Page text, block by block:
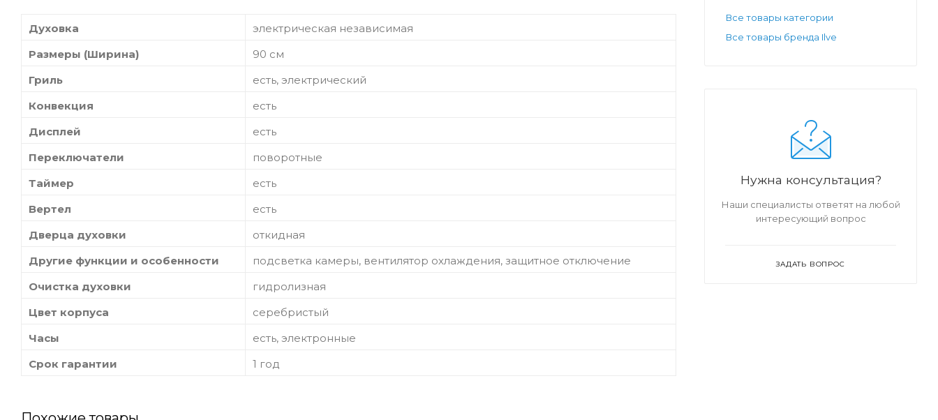
Духовка
электрическая независимая
Размеры (Ширина)
90 см
Гриль
есть, электрический
Конвекция
есть
Дисплей
есть
Переключатели
поворотные
Таймер
есть
Вертел
есть
Дверца духовки
откидная
Другие функции и особенности
подсветка камеры, вентилятор охлаждения, защитное отключение
Очистка духовки
гидролизная
Цвет корпуса
серебристый
Часы
есть, электронные
Срок гарантии
1 год
Все товары категории
Все товары бренда Ilve
Нужна консультация?
Наши специалисты ответят на любой
интересующий вопрос
ЗАДАТЬ ВОПРОС